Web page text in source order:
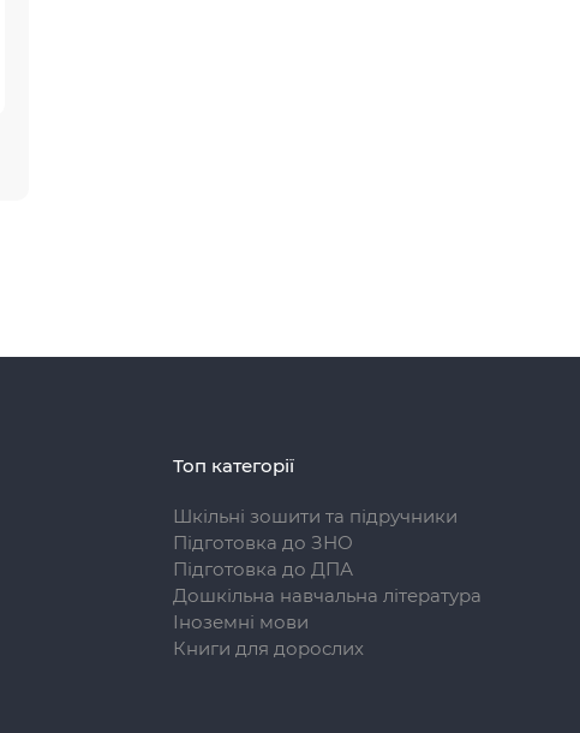
Топ категорії
Шкільні зошити та підручники
Підготовка до ЗНО
Підготовка до ДПА
Дошкільна навчальна література
Іноземні мови
Книги для дорослих